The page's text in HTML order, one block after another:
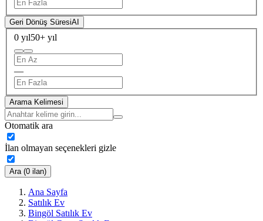
Geri Dönüş SüresiAI
0 yıl50+ yıl
—
Arama Kelimesi
Otomatik ara
İlan olmayan seçenekleri gizle
Ara (0 ilan)
Ana Sayfa
Satılık Ev
Bingöl Satılık Ev